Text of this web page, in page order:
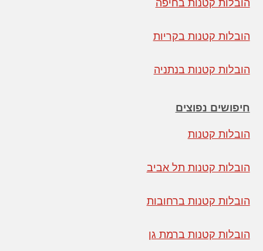
הובלות קטנות בחיפה
הובלות קטנות בקריות
הובלות קטנות בנתניה
חיפושים נפוצים
הובלות קטנות
הובלות קטנות תל אביב
הובלות קטנות ברחובות
הובלות קטנות ברמת גן